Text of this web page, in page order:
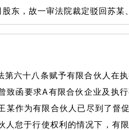
东，故一审法院裁定驳回苏某
第六十八条赋予有限合伙人在
致函要求A有限合伙企业及执
某作为有限合伙人已尽到了督
人怠于行使权利的情况下，有